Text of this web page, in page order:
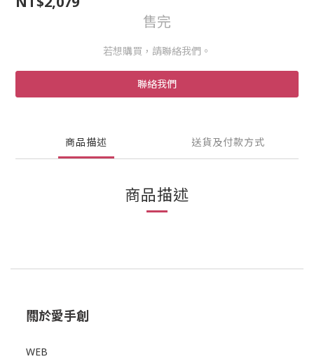
售完
若想購買，請聯絡我們。
聯絡我們
商品描述 送貨及付款方式
商品描述
關於愛手創
WEB